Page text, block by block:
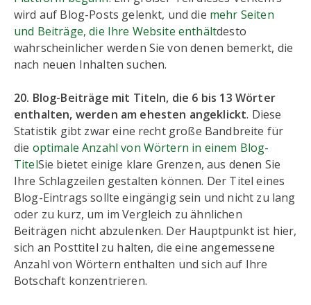
wird auf Blog-Posts gelenkt, und die mehr Seiten
und Beiträge, die Ihre Website enthältdesto
wahrscheinlicher werden Sie von denen bemerkt, die
nach neuen Inhalten suchen.
20. Blog-Beiträge mit Titeln, die 6 bis 13 Wörter
enthalten, werden am ehesten angeklickt. Diese
Statistik gibt zwar eine recht große Bandbreite für
die optimale Anzahl von Wörtern in einem Blog-
TitelSie bietet einige klare Grenzen, aus denen Sie
Ihre Schlagzeilen gestalten können. Der Titel eines
Blog-Eintrags sollte eingängig sein und nicht zu lang
oder zu kurz, um im Vergleich zu ähnlichen
Beiträgen nicht abzulenken. Der Hauptpunkt ist hier,
sich an Posttitel zu halten, die eine angemessene
Anzahl von Wörtern enthalten und sich auf Ihre
Botschaft konzentrieren.